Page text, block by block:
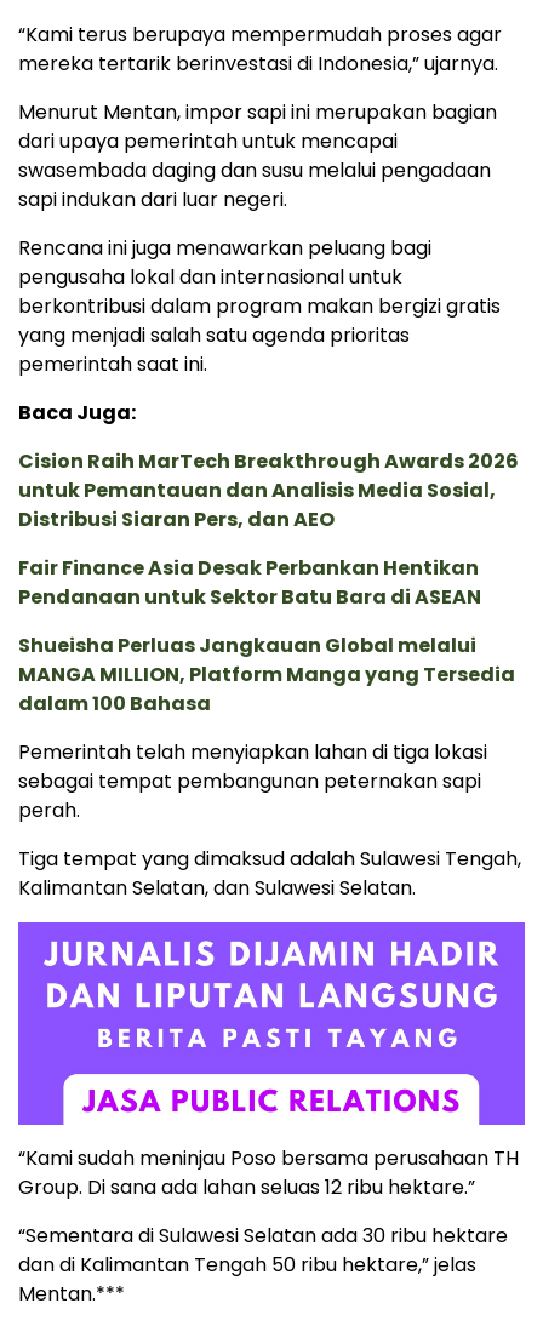
“Kami terus berupaya mempermudah proses agar
mereka tertarik berinvestasi di Indonesia,” ujarnya.
Menurut Mentan, impor sapi ini merupakan bagian
dari upaya pemerintah untuk mencapai
swasembada daging dan susu melalui pengadaan
sapi indukan dari luar negeri.
Rencana ini juga menawarkan peluang bagi
pengusaha lokal dan internasional untuk
berkontribusi dalam program makan bergizi gratis
yang menjadi salah satu agenda prioritas
pemerintah saat ini.
Baca Juga:
Cision Raih MarTech Breakthrough Awards 2026
untuk Pemantauan dan Analisis Media Sosial,
Distribusi Siaran Pers, dan AEO
Fair Finance Asia Desak Perbankan Hentikan
Pendanaan untuk Sektor Batu Bara di ASEAN
Shueisha Perluas Jangkauan Global melalui
MANGA MILLION, Platform Manga yang Tersedia
dalam 100 Bahasa
Pemerintah telah menyiapkan lahan di tiga lokasi
sebagai tempat pembangunan peternakan sapi
perah.
Tiga tempat yang dimaksud adalah Sulawesi Tengah,
Kalimantan Selatan, dan Sulawesi Selatan.
“Kami sudah meninjau Poso bersama perusahaan TH
Group. Di sana ada lahan seluas 12 ribu hektare.”
“Sementara di Sulawesi Selatan ada 30 ribu hektare
dan di Kalimantan Tengah 50 ribu hektare,” jelas
Mentan.***